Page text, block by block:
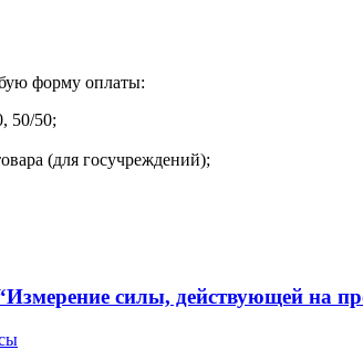
форму оплаты:
50/50;
(для госучреждений);
силы, действующей на